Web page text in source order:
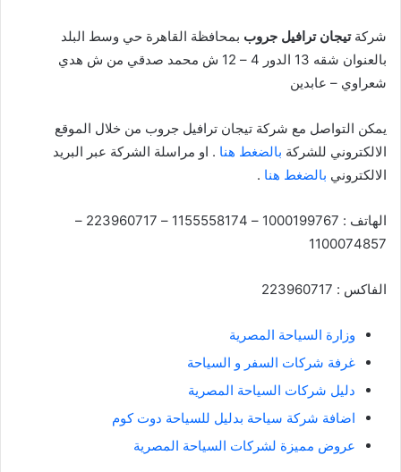
شركةتيجان ترافيل جروب بمحافظة القاهرة حي وسط البلد
بالعنوان شقه 13 الدور 4 – 12 ش محمد صدقي من ش هدي
شعراوي – عابدين
يمكن التواصل مع شركة تيجان ترافيل جروب من خلال الموقع
الالكتروني للشركة بالضغط هنا . او مراسلة الشركة عبر البريد
الالكتروني بالضغط هنا .
الهاتف : 1000199767 – 1155558174 – 223960717 –
1100074857
الفاكس : 223960717
وزارة السياحة المصرية
غرفة شركات السفر و السياحة
دليل شركات السياحة المصرية
اضافة شركة سياحة بدليل للسياحة دوت كوم
عروض مميزة لشركات السياحة المصرية